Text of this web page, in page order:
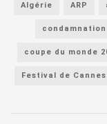
Algérie ARP
condamnation
coupe du monde
Festival de Cannes